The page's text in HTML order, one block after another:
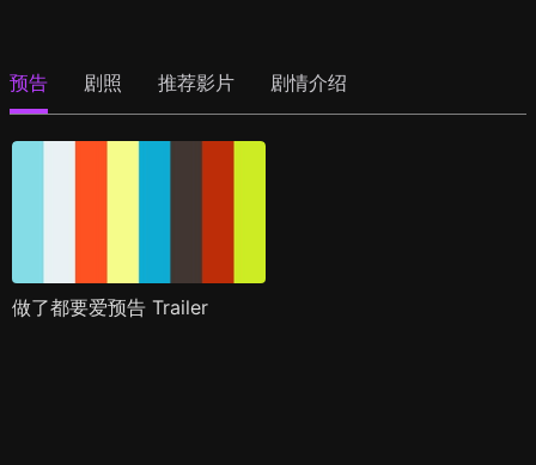
预告 剧照 推荐影片 剧情介绍
做了都要爱预告 Trailer